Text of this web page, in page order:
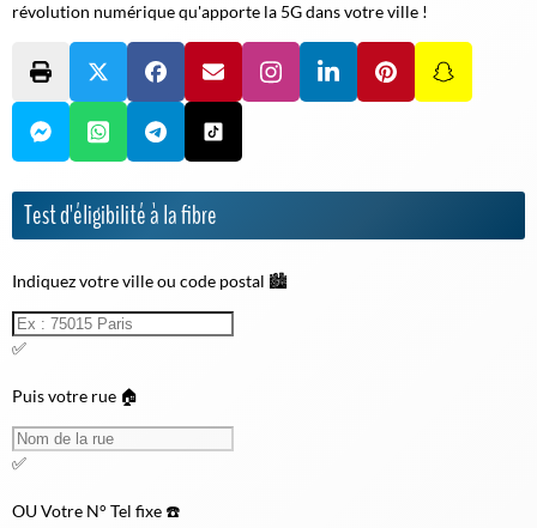
révolution numérique qu'apporte la 5G dans votre ville !
Test d'éligibilité à la fibre
Indiquez votre ville ou code postal 🏙️
✅
Puis votre rue 🏠
✅
OUVotre N° Tel fixe ☎️